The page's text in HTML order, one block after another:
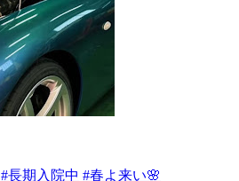
#長期入院中 #春よ来い🌸